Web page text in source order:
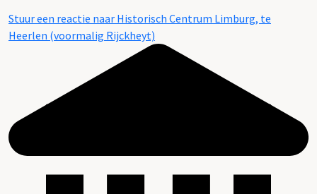
Stuur een reactie naar Historisch Centrum Limburg, te
Heerlen (voormalig Rijckheyt)